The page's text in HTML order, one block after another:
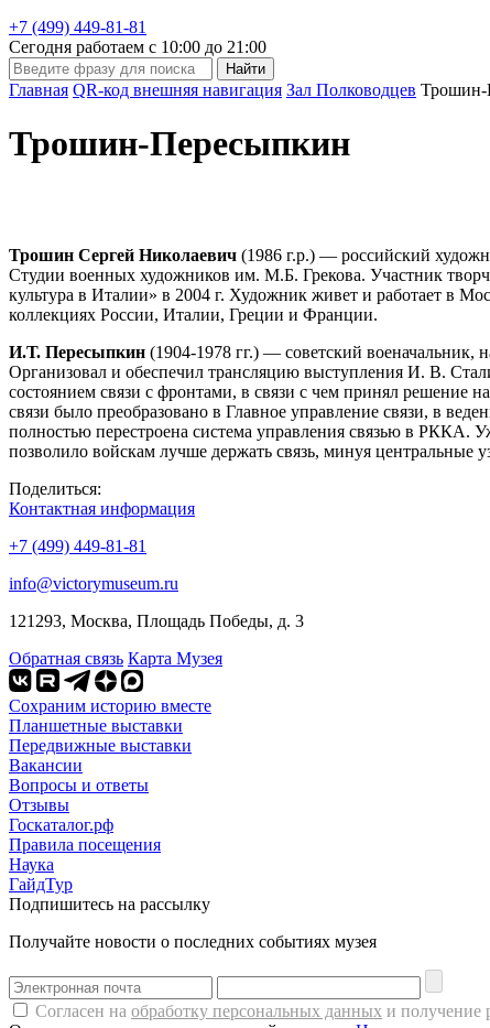
+7 (499) 449-81-81
Сегодня работаем с 10:00 до 21:00
Главная QR-код внешняя навигация Зал Полководцев Трошин-
Трошин-Пересыпкин
Трошин Сергей Николаевич (1986 г.р.) — российский
Студии военных художников им. М.Б. Грекова. Участник
культура в Италии» в 2004 г. Художник живет и работает в
коллекциях России, Италии, Греции и Франции.
И.Т. Пересыпкин (1904-1978 гг.) — советский
Организовал и обеспечил трансляцию выступления И. В.
состоянием связи с фронтами, в связи с чем принял решение
связи было преобразовано в Главное управление связи, в
полностью перестроена система управления связью в РККА.
позволило войскам лучше держать связь, минуя
Поделиться:
Контактная информация
+7 (499) 449-81-81
info@victorymuseum.ru
121293, Москва, Площадь Победы, д. 3
Обратная связь Карта Музея
Сохраним историю вместе
Планшетные выставки
Передвижные выставки
Вакансии
Вопросы и ответы
Отзывы
Госкаталог.рф
Правила посещения
Наука
ГайдТур
Подпишитесь на рассылку
Получайте новости о последних событиях музея
Согласен на обработку персональных данных и получение